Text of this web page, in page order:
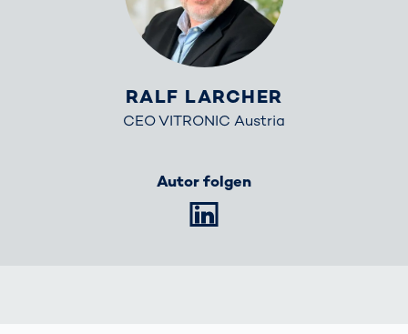
RALF LARCHER
CEO VITRONIC Austria
Autor folgen